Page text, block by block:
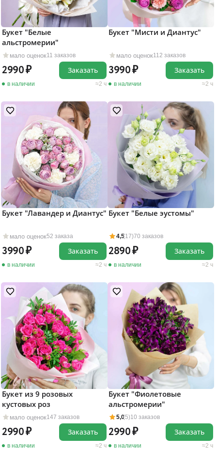
мало оценок11 заказов
Букет "Белые
альстромерии"
2990
в наличии 2 ч
Заказать
мало оценок112 заказов
Букет "Мисти и Диантус"
3990
в наличии 2 ч
Заказать
мало оценок52 заказа
Букет "Лавандер и Диантус"
3990
в наличии 2 ч
Заказать
4,5(17)70 заказов
Букет "Белые эустомы"
2890
в наличии 2 ч
Заказать
мало оценок147 заказов
Букет из 9 розовых
кустовых роз
2990
в наличии 2 ч
Заказать
5,0(5)10 заказов
Букет "Фиолетовые
альстромерии"
2990
в наличии 2 ч
Заказать